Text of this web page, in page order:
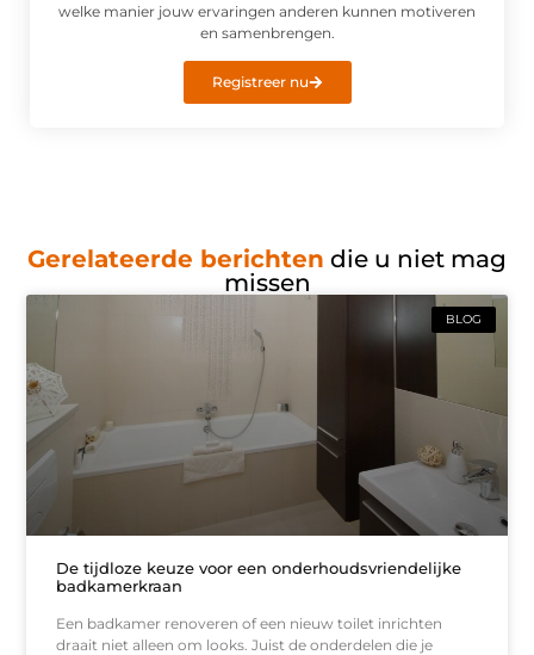
welke manier jouw ervaringen anderen kunnen motiveren
en samenbrengen.
Registreer nu
Gerelateerde berichten die u niet mag
missen
BLOG
De tijdloze keuze voor een onderhoudsvriendelijke
badkamerkraan
Een badkamer renoveren of een nieuw toilet inrichten
draait niet alleen om looks. Juist de onderdelen die je